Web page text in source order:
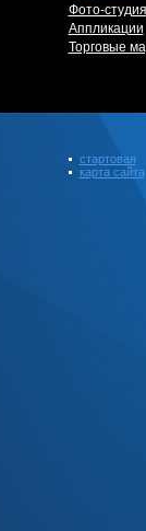
Фото-студия
Аппликации
Торговые
стартовая
карта сайта